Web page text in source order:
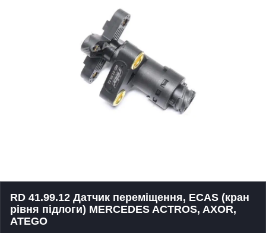
RD 41.99.12 Датчик переміщення, ECAS (кран
рівня підлоги) MERCEDES ACTROS, AXOR,
ATEGO